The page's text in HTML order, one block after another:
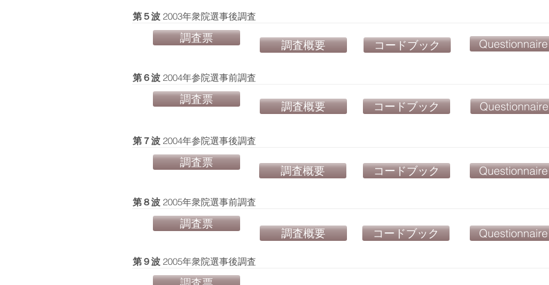
Questionnaire
Questionnaire
Questionnaire
Questionnaire
調査概要
調査概要
調査概要
調査概要
コードブック
コードブック
コードブック
コードブック
​第５波 2003年衆院選事後調査
調査票
​第６波 2004年参院選事前調査
調査票
​第７波 2004年参院選事後調査
調査票
​第８波 2005年衆院選事前調査
調査票
​第９波 2005年衆院選事後調査